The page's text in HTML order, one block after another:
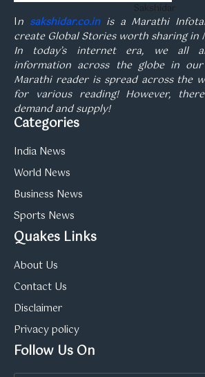
Sakshidar
In sakshidar.co.inis a Marathi
create Global Stories worth sharing in
In today’s internet era, we all
information across the globe in our
Marathi reader is spread across the
for various reading! However,
demand and supply!
Categories
India News
World News
Business News
Sports News
Quakes Links
About Us
Contact Us
Disclaimer
Privacy policy
Follow Us On